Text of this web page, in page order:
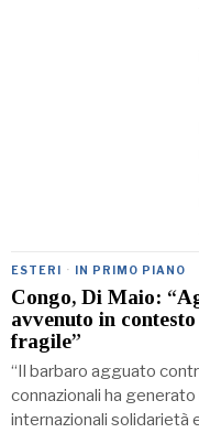
ESTERI · IN PRIMO PIANO
Congo, Di Maio:
avvenuto in
fragile”
“Il barbaro agguato
connazionali ha
internazionali solidarietà